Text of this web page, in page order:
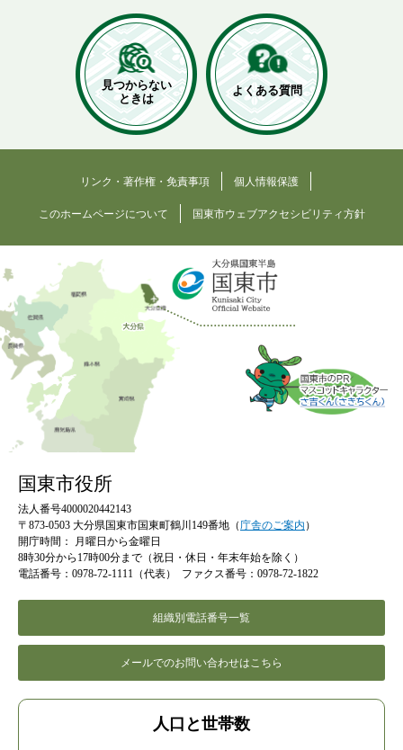
見つからない
ときは
よくある質問
リンク・著作権・免責事項 個人情報保護
このホームページについて 国東市ウェブアクセシビリティ方針
国東市役所
法人番号4000020442143
〒873-0503 大分県国東市国東町鶴川149番地（ 庁舎のご案内 ）
開庁時間：
月曜日から金曜日
8時30分から17時00分まで（祝日・休日・年末年始を除く）
電話番号：0978-72-1111（代表）
ファクス番号：0978-72-1822
組織別電話番号一覧
メールでのお問い合わせはこちら
人口と世帯数